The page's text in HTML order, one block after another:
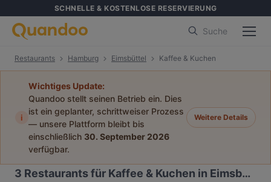
SCHNELLE & KOSTENLOSE RESERVIERUNG
Suche
Restaurants Hamburg Eimsbüttel Kaffee & Kuchen
i
Wichtiges Update:
Quandoo stellt seinen Betrieb ein. Dies
ist ein geplanter, schrittweiser Prozess
— unsere Plattform bleibt bis
einschließlich 30. September 2026
verfügbar.
Weitere Details
3 Restaurants für Kaffee & Kuchen in Eimsbüttel, Hamburg